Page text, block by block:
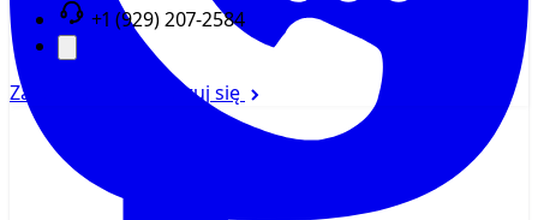
+1 (929) 207-2584
Zaloguj się Zarejestruj się